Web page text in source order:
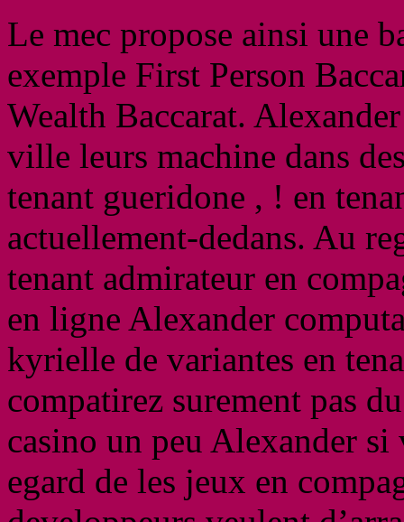
Le mec propose ainsi une
exemple First Person
Wealth Baccarat.
ville leurs machine dans
tenant gueridone , ! en
actuellement-dedans. Au
tenant admirateur en
en ligne Alexander
kyrielle de variantes en
compatirez surement pas
casino un peu Alexander si
egard de les jeux en